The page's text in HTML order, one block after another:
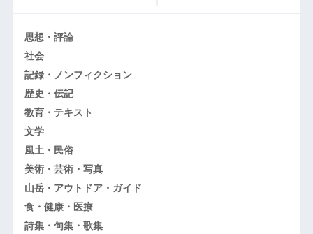
思想・評論
社会
記録・ノンフィクション
歴史・伝記
教育・テキスト
文学
風土・民俗
美術・芸術・写真
山岳・アウトドア・ガイド
食・健康・医療
詩集・句集・歌集